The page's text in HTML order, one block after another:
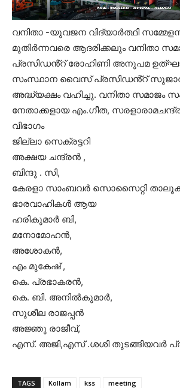
വനിതാ -യുവജന വിദ്യാർത്ഥി
മുതിർന്നവരെ ആദരിക്കലും വനിതാ
പ്രസിഡൻ്റ് രോഹിണി അനുപമ
സംസ്ഥാന വൈസ് പ്രസിഡൻ്റ്
അദ്ധ്യക്ഷം വഹിച്ചു. വനിതാ സമാജം
നേതാക്കളായ എം.ഗീത,
വിഭാഗം
ജില്ലാ സെക്രട്ടറി
അക്ഷയ ചന്ദ്രൻ ,
ബിന്ദു . സി,
കേരളാ സാംബവർ സൊസൈറ്റി
ഭാരവാഹികൾ ആയ
ഹരികുമാർ ബി,
മനോമോഹൻ,
അശോകൻ,
എം മുകേഷ് ,
കെ. പ്രഭാകരൻ,
കെ. ബി. അനിൽകുമാർ,
സുശീല രാജപ്പൻ
അജ്ഞു രാജീവ്,
എസ്. അജി,എസ് .ശശി തുടങ്ങിയവർ
TAGS Kollam kss meeting